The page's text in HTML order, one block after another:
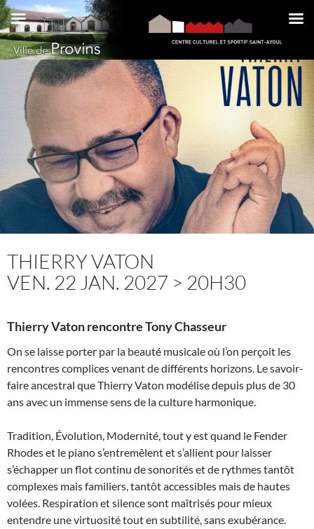
Aller
au
contenu
THIERRY VATON
VEN. 22 JAN. 2027 > 20H30
Thierry Vaton rencontre Tony Chasseur
On se laisse porter par la beauté musicale où l’on perçoit les
rencontres complices venant de différents horizons. Le savoir-
faire ancestral que Thierry Vaton modélise depuis plus de 30
ans avec un immense sens de la culture harmonique.
Tradition, Évolution, Modernité, tout y est quand le Fender
Rhodes et le piano s’entremêlent et s’allient pour laisser
s’échapper un flot continu de sonorités et de rythmes tantôt
complexes mais familiers, tantôt accessibles mais de hautes
volées. Respiration et silence sont maîtrisés pour mieux
entendre une virtuosité tout en subtilité, sans exubérance.